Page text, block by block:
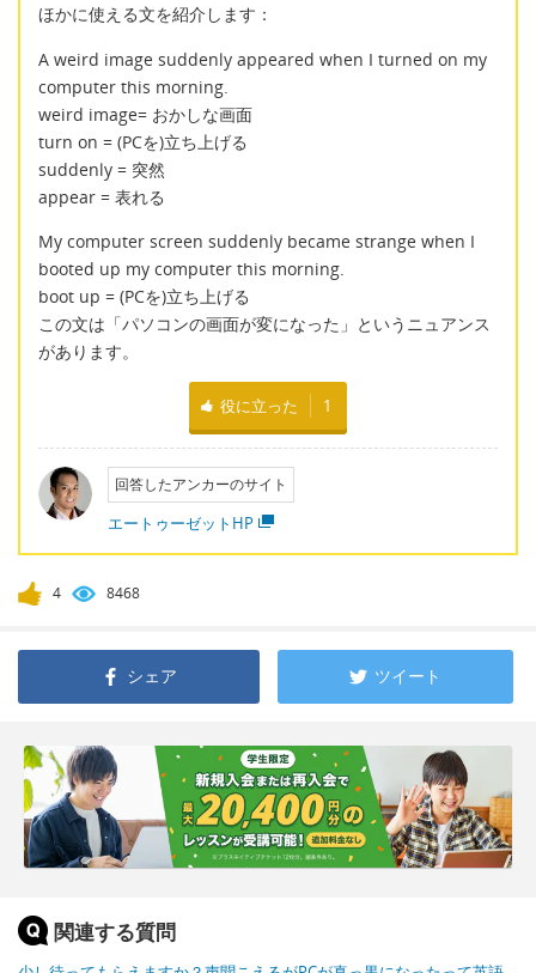
ほかに使える文を紹介します：
A weird image suddenly appeared when I turned on my
computer this morning.
weird image= おかしな画面
turn on = (PCを)立ち上げる
suddenly = 突然
appear = 表れる
My computer screen suddenly became strange when I
booted up my computer this morning.
boot up = (PCを)立ち上げる
この文は「パソコンの画面が変になった」というニュアンス
があります。
役に立った 1
回答したアンカーのサイト
エートゥーゼットHP
4 8468
シェア ツイート
関連する質問